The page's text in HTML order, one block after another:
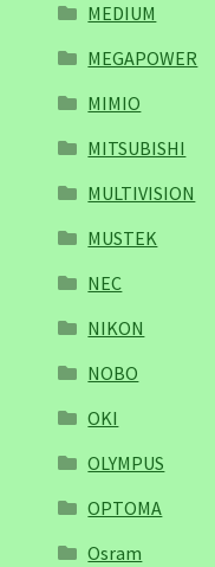
MEDIUM
MEGAPOWER
MIMIO
MITSUBISHI
MULTIVISION
MUSTEK
NEC
NIKON
NOBO
OKI
OLYMPUS
OPTOMA
Osram